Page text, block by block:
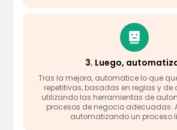
3. Luego,
Tras la mejora, automatice lo que
repetitivas, basadas en reglas y de
utilizando las herramientas de
procesos de negocio adecuadas.
automatizando un proceso